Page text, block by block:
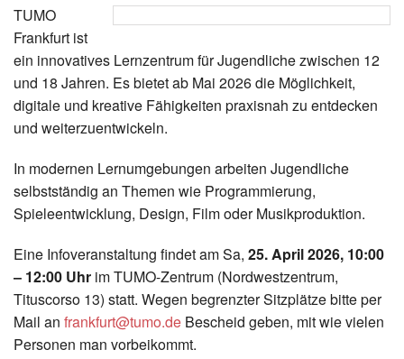
TUMO
Frankfurt ist
ein innovatives Lernzentrum für Jugendliche zwischen 12
und 18 Jahren. Es bietet ab Mai 2026 die Möglichkeit,
digitale und kreative Fähigkeiten praxisnah zu entdecken
und weiterzuentwickeln.
In modernen Lernumgebungen arbeiten Jugendliche
selbstständig an Themen wie Programmierung,
Spieleentwicklung, Design, Film oder Musikproduktion.
Eine Infoveranstaltung findet am Sa, 25. April 2026, 10:00
– 12:00 Uhr im TUMO-Zentrum (Nordwestzentrum,
Tituscorso 13) statt. Wegen begrenzter Sitzplätze bitte per
Mail an frankfurt@tumo.de Bescheid geben, mit wie vielen
Personen man vorbeikommt.